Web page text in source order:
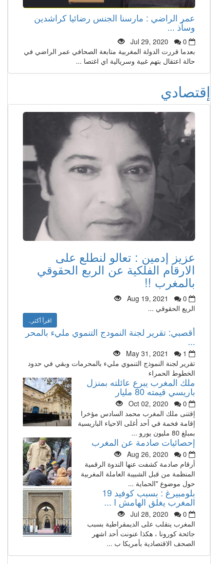
عمر الراضي : مارسنا الجنس رضائيا كراشدين
وسأذ ...
Jul 29, 2020
0
بعدما قررت الدولة المغربية متابعة الصحافي عمر الراضي في
حالة اعتقال بتهم غبية وسريالية اي اغتصا ...
إقتصادي
عزيز إدمين : تعالو لنطلع على
الارقام الفلكية عن الربع الحقوقي
بالمغرب !!
Aug 19, 2021
0
الريع الحقوقي ...
اقرأ أكثر..
أقصبي: تقرير لجنة النمودج التنموي مليء بالمحر
May 31, 2021
1
تقرير لجنة النموذج التنموي مليء بالمحرمات وبقي في حدود
الخطوط الحمراء
ملك المغرب يبرع عائلته بمنزل
باريسي قيمته 80 مليار
Oct 02, 2020
0
إقتنى ملك المغرب محمد السادس مؤخرا
إقامة فخمة في أحد أغلى الاحياء الباريسية
بمبلغ 80 مليون يورو ...
إحصائيات صادمة عن المغرب
Aug 26, 2020
0
أرقام صادمة كشفت عنها الندوة الرقمية
المنظمة من قبل الشبيبة العاملة المغربية
حول موضوع "الحماية ...
بلومبيرغ : بسبب كوفيد 19
المغرب يغلق الهامش ا ...
Jul 28, 2020
0
المغرب ينقلب على الديمقراطية بسبب
جائحة كورونا ، هكذا عنونت أحد اشهر
الصحف الاقتصادية بأمريكا ب ...